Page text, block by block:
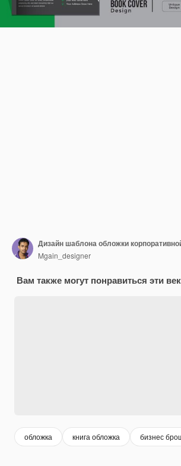
Дизайн шаблона обложки
Mgain_designer
Вам также могут понравиться эти
обложка книга обложка бизнес